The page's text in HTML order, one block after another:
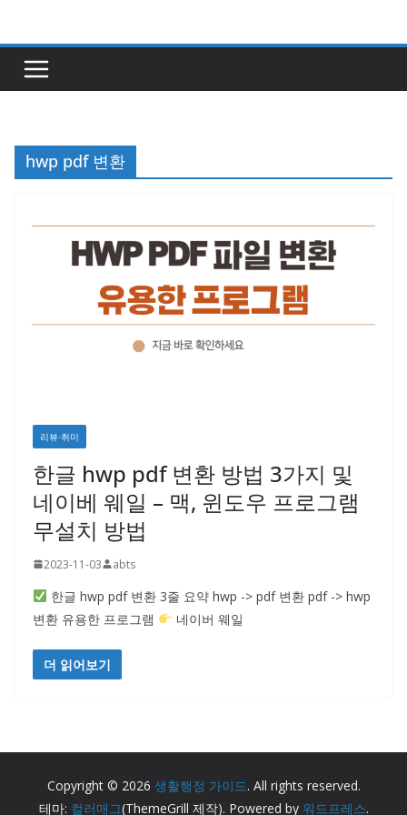
로
hwp pdf 변환
리뷰·취미
한글 hwp pdf 변환 방법 3가지 및
네이베 웨일 – 맥, 윈도우 프로그램
무설치 방법
2023-11-03 abts
한글 hwp pdf 변환 3줄 요약 hwp -> pdf 변환 pdf -> hwp
변환 유용한 프로그램
네이버 웨일
더 읽어보기
Copyright © 2026 생활행정 가이드. All rights reserved.
테마: 컬러매그(ThemeGrill 제작). Powered by 워드프레스.